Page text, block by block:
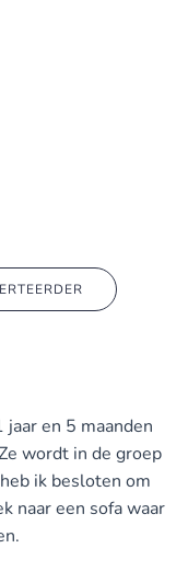
jaar en 5 maanden
wordt in de groep
ik besloten om
naar een sofa waar